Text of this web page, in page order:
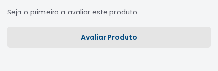
Seja o primeiro a avaliar este produto
Avaliar Produto